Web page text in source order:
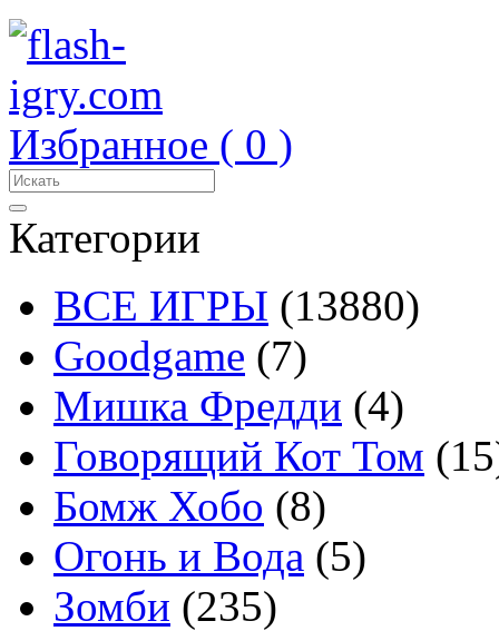
Избранное ( 0 )
Категории
ВСЕ ИГРЫ (13880)
Goodgame (7)
Мишка Фредди (4)
Говорящий Кот Том
Бомж Хобо (8)
Огонь и Вода (5)
Зомби (235)